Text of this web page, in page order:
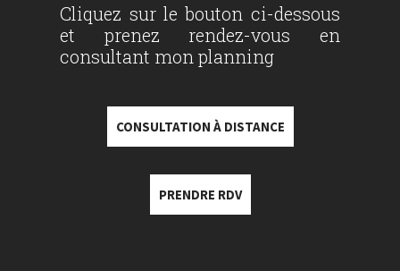
Cliquez sur le bouton ci-dessous
et prenez rendez-vous en
consultant mon planning
CONSULTATION À DISTANCE
PRENDRE RDV